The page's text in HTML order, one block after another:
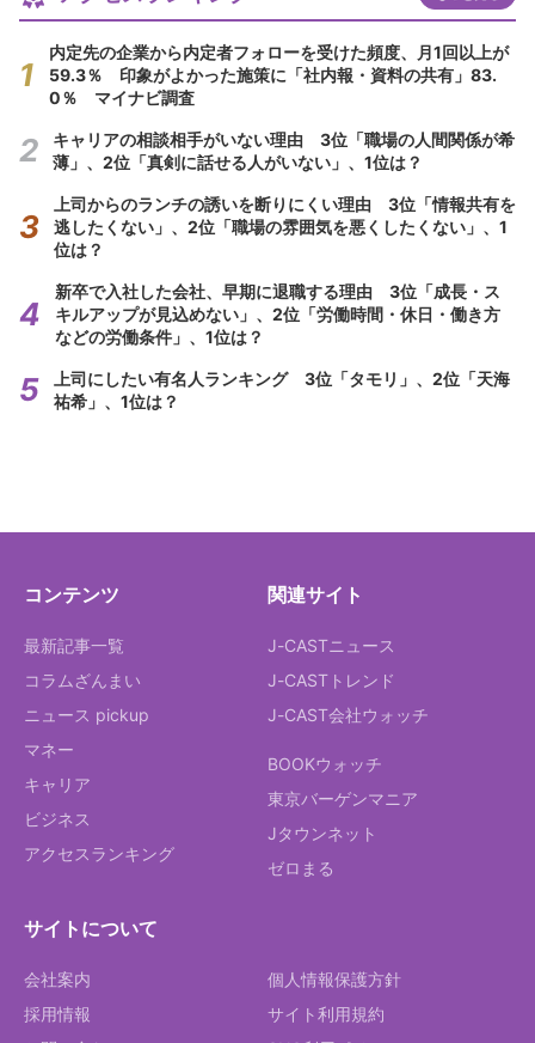
内定先の企業から内定者フォローを受けた頻度、月1回以上が
59.3％ 印象がよかった施策に「社内報・資料の共有」83.
0％ マイナビ調査
キャリアの相談相手がいない理由 3位「職場の人間関係が希
薄」、2位「真剣に話せる人がいない」、1位は？
上司からのランチの誘いを断りにくい理由 3位「情報共有を
逃したくない」、2位「職場の雰囲気を悪くしたくない」、1
位は？
新卒で入社した会社、早期に退職する理由 3位「成長・ス
キルアップが見込めない」、2位「労働時間・休日・働き方
などの労働条件」、1位は？
上司にしたい有名人ランキング 3位「タモリ」、2位「天海
祐希」、1位は？
コンテンツ
最新記事一覧
コラムざんまい
ニュース pickup
マネー
キャリア
ビジネス
アクセスランキング
関連サイト
J-CASTニュース
J-CASTトレンド
J-CAST会社ウォッチ
BOOKウォッチ
東京バーゲンマニア
Jタウンネット
ゼロまる
サイトについて
会社案内
採用情報
個人情報保護方針
サイト利用規約